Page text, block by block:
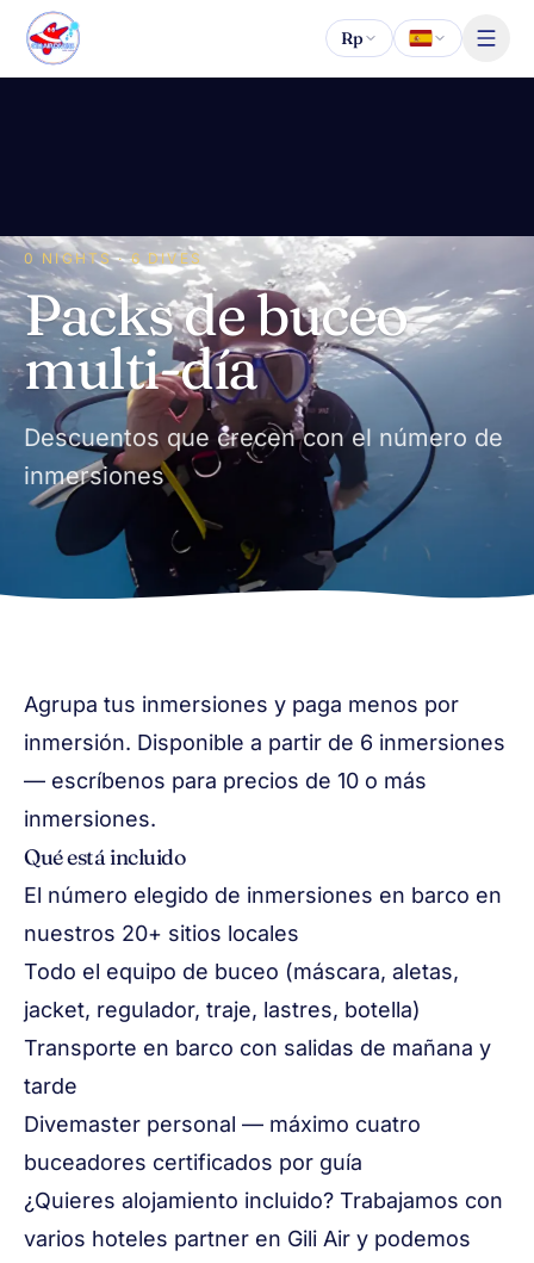
Saltar al contenido
Rp
0 NIGHTS · 6 DIVES
Packs de buceo
multi-día
Descuentos que crecen con el número de
inmersiones
Agrupa tus inmersiones y paga menos por
inmersión. Disponible a partir de 6 inmersiones
— escríbenos para precios de 10 o más
inmersiones.
Qué está incluido
El número elegido de inmersiones en barco en
nuestros 20+ sitios locales
Todo el equipo de buceo (máscara, aletas,
jacket, regulador, traje, lastres, botella)
Transporte en barco con salidas de mañana y
tarde
Divemaster personal — máximo cuatro
buceadores certificados por guía
¿Quieres alojamiento incluido? Trabajamos con
varios hoteles partner en Gili Air y podemos